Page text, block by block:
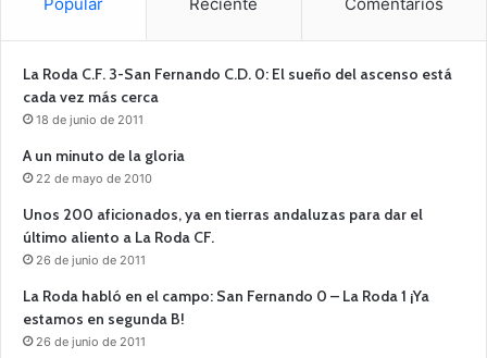
La Roda C.F. 3-San Fernando C.D. 0: El sueño del ascenso está
cada vez más cerca
18 de junio de 2011
A un minuto de la gloria
22 de mayo de 2010
Unos 200 aficionados, ya en tierras andaluzas para dar el
último aliento a La Roda CF.
26 de junio de 2011
La Roda habló en el campo: San Fernando 0 – La Roda 1 ¡Ya
estamos en segunda B!
26 de junio de 2011